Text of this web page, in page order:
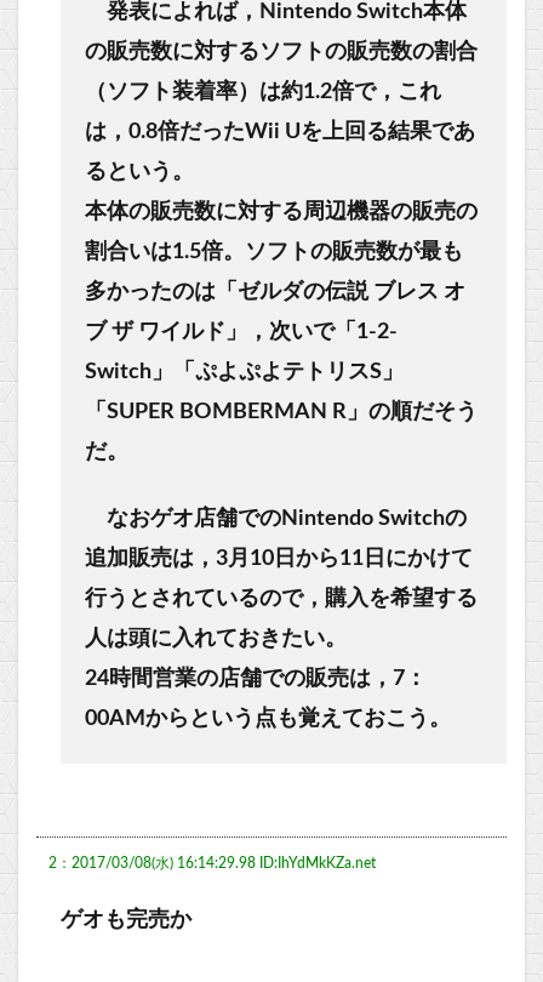
発表によれば，Nintendo Switch本体
の販売数に対するソフトの販売数の割合
（ソフト装着率）は約1.2倍で，これ
は，0.8倍だったWii Uを上回る結果であ
るという。
本体の販売数に対する周辺機器の販売の
割合いは1.5倍。ソフトの販売数が最も
多かったのは「ゼルダの伝説 ブレス オ
ブ ザ ワイルド」，次いで「1-2-
Switch」「ぷよぷよテトリスS」
「SUPER BOMBERMAN R」の順だそう
だ。
なおゲオ店舗でのNintendo Switchの
追加販売は，3月10日から11日にかけて
行うとされているので，購入を希望する
人は頭に入れておきたい。
24時間営業の店舗での販売は，7：
00AMからという点も覚えておこう。
2：2017/03/08(水) 16:14:29.98 ID:IhYdMkKZa.net
ゲオも完売か